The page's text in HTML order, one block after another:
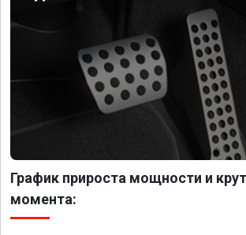
График прироста мощности и
момента: